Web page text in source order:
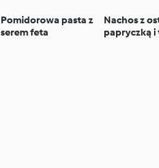
Pomidorowa pasta z
serem feta
Nachos z
papryczką